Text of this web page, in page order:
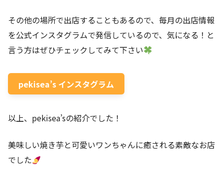
その他の場所で出店することもあるので、毎月の出店情報
を公式インスタグラムで発信しているので、気になる！と
言う方はぜひチェックしてみて下さい
pekisea’s インスタグラム
以上、pekisea’sの紹介でした！
美味しい焼き芋と可愛いワンちゃんに癒される素敵なお店
でした